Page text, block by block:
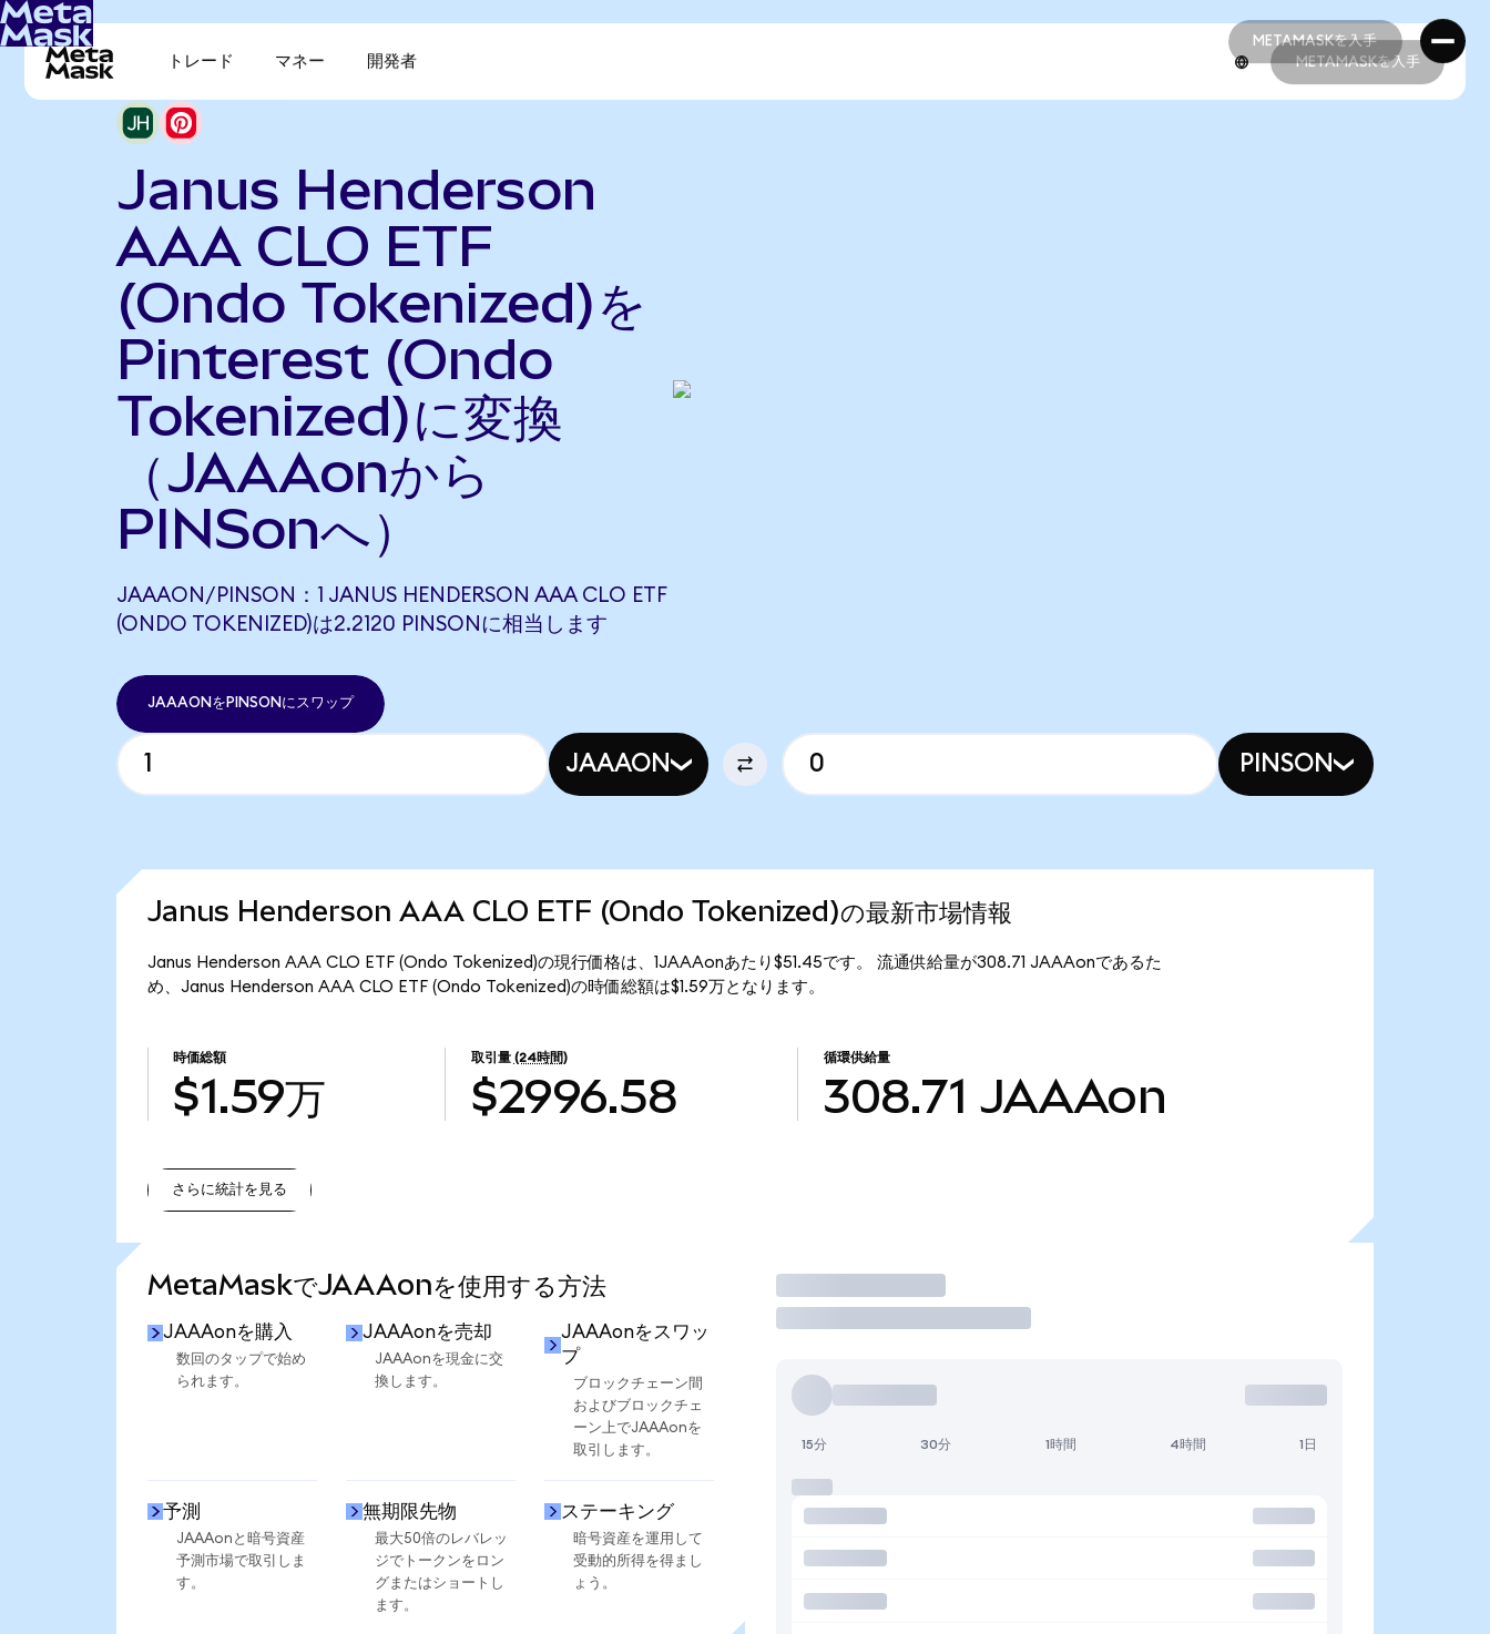
METAMASKを入手
METAMASKを入手
トレード マネー 開発者 METAMASKを入手
Janus Henderson
AAA CLO ETF
(Ondo Tokenized)を
Pinterest (Ondo
Tokenized)に変換
（JAAAonから
PINSonへ）
JAAAON/PINSON：1 JANUS HENDERSON AAA CLO ETF
(ONDO TOKENIZED)は2.2120 PINSONに相当します
JAAAONをPINSONにスワップ
JAAAON PINSON
Janus Henderson AAA CLO ETF (Ondo Tokenized)の最新市場情報
Janus Henderson AAA CLO ETF (Ondo Tokenized)の現行価格は、1JAAAonあたり$51.45です。 流通供給量が308.71 JAAAonであるた
め、Janus Henderson AAA CLO ETF (Ondo Tokenized)の時価総額は$1.59万となります。
時価総額
$1.59万
取引量 (24時間)
$2996.58
循環供給量
308.71 JAAAon
さらに統計を見る
MetaMaskでJAAAonを使用する方法
JAAAonを購入
数回のタップで始め
られます。
JAAAonを売却
JAAAonを現金に交
換します。
JAAAonをスワッ
プ
ブロックチェーン間
およびブロックチェ
ーン上でJAAAonを
取引します。
予測
JAAAonと暗号資産
予測市場で取引しま
す。
無期限先物
最大50倍のレバレッ
ジでトークンをロン
グまたはショートし
ます。
ステーキング
暗号資産を運用して
受動的所得を得まし
ょう。
取引
15分 30分 1時間 4時間 1日